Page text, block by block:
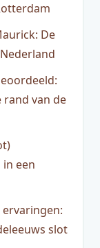
De
rand van de
een
ervaringen:
slot